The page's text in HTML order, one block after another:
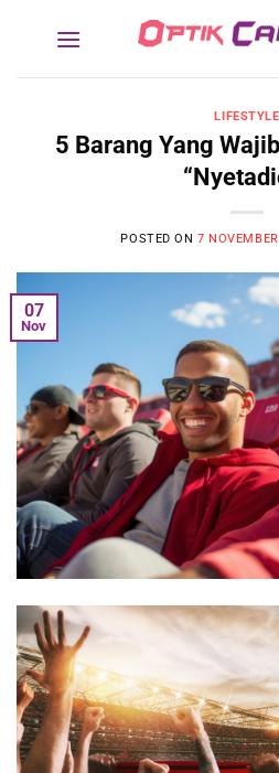
LIFESTYLE
5 Barang Yang
POSTED ON7
07
Nov